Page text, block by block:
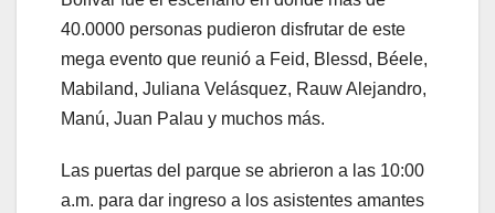
40.0000 personas pudieron disfrutar de este
mega evento que reunió a Feid, Blessd, Béele,
Mabiland, Juliana Velásquez, Rauw Alejandro,
Manú, Juan Palau y muchos más.
Las puertas del parque se abrieron a las 10:00
a.m. para dar ingreso a los asistentes amantes